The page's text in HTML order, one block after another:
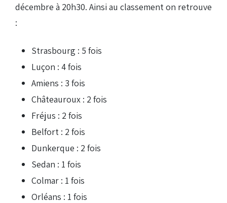
décembre à 20h30. Ainsi au classement on retrouve
:
Strasbourg : 5 fois
Luçon : 4 fois
Amiens : 3 fois
Châteauroux : 2 fois
Fréjus : 2 fois
Belfort : 2 fois
Dunkerque : 2 fois
Sedan : 1 fois
Colmar : 1 fois
Orléans : 1 fois